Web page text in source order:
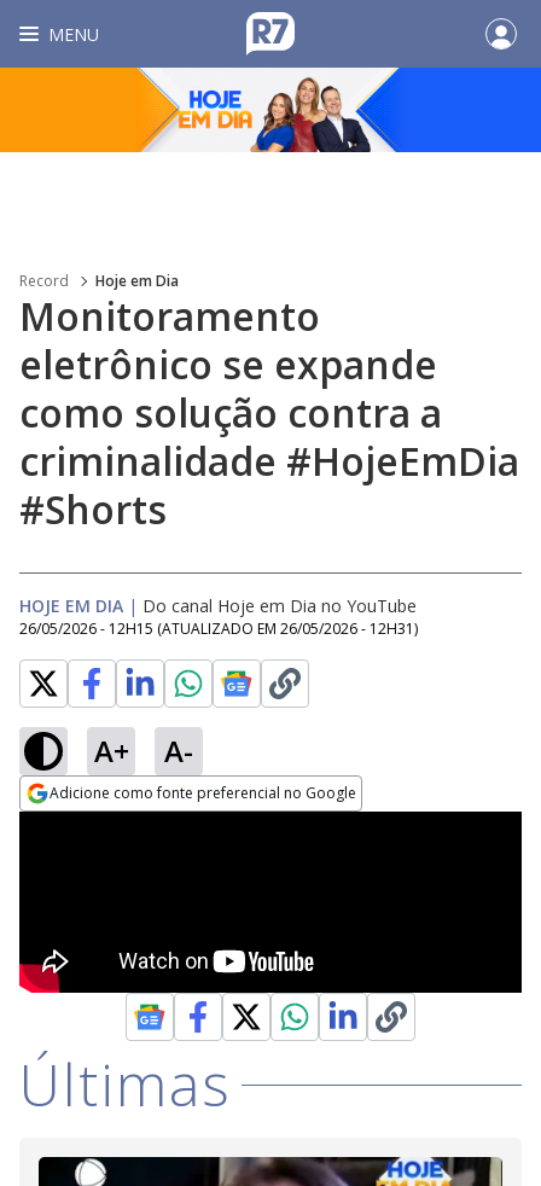
MENU
Record Hoje em Dia
Monitoramento
eletrônico se expande
como solução contra a
criminalidade #HojeEmDia
#Shorts
HOJE EM DIA | Do canal Hoje em Dia no YouTube
26/05/2026 - 12H15 (ATUALIZADO EM 26/05/2026 - 12H31)
A+ A-
Adicione como fonte preferencial no Google
Últimas